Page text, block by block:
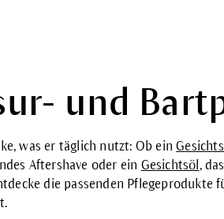
und
was er täglich nutzt: Ob ein
Aftershave oder ein Gesichtsöl ,
die passenden Pflegeprodukte